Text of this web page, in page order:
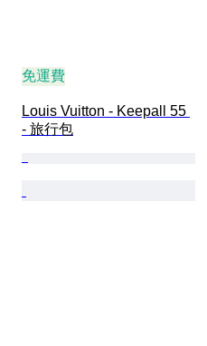
免運費
Louis Vuitton - Keepall 55
- 旅行包